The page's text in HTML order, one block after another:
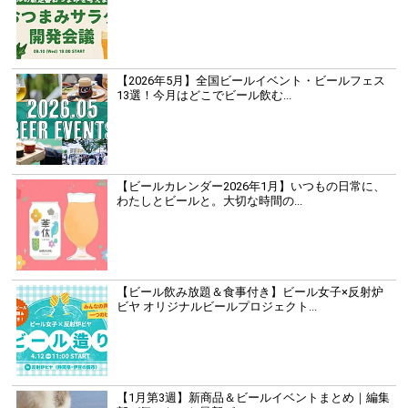
【2026年5月】全国ビールイベント・ビールフェス
13選！今月はどこでビール飲む...
【ビールカレンダー2026年1月】いつもの日常に、
わたしとビールと。大切な時間の...
【ビール飲み放題＆食事付き】ビール女子×反射炉
ビヤ オリジナルビールプロジェクト...
【1月第3週】新商品＆ビールイベントまとめ｜編集